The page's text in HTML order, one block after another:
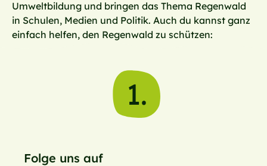
Umweltbildung und bringen das Thema Regenwald
in Schulen, Medien und Politik. Auch du kannst ganz
einfach helfen, den Regenwald zu schützen:
1.
Folge uns auf